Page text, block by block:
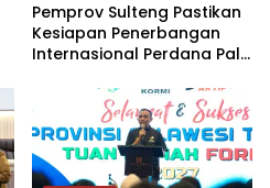
Pemprov Sulteng Pastikan
Kesiapan Penerbangan
Internasional Perdana Palu